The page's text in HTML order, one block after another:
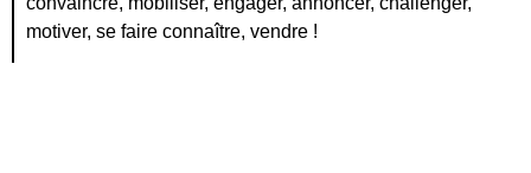
motiver, se faire connaître, vendre !